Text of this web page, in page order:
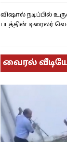
விஷால் நடிப்பில்
படத்தின் டிரைலர்
வைரல்